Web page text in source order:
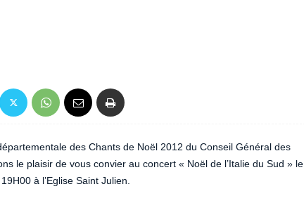
des Chants de Noël 2012 du Conseil Général des
le plaisir de vous convier au concert « Noël de l’Italie du Sud » le
à l’Eglise Saint Julien.